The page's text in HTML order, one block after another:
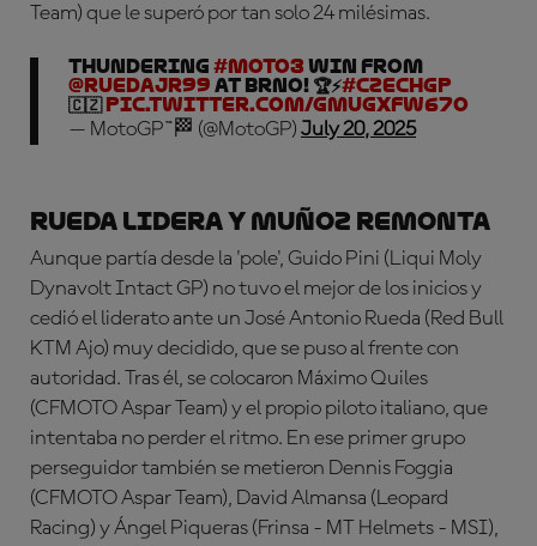
Team) que le superó por tan solo 24 milésimas.
Thundering #Moto3 win from
@ruedajr99 at Brno! 🏆⚡#CzechGP
🇨🇿pic.twitter.com/GmuGXFW67o
— MotoGP™🏁 (@MotoGP) July 20, 2025
Rueda lidera y Muñoz remonta
Aunque partía desde la 'pole', Guido Pini (Liqui Moly
Dynavolt Intact GP) no tuvo el mejor de los inicios y
cedió el liderato ante un José Antonio Rueda (Red Bull
KTM Ajo) muy decidido, que se puso al frente con
autoridad. Tras él, se colocaron Máximo Quiles
(CFMOTO Aspar Team) y el propio piloto italiano, que
intentaba no perder el ritmo. En ese primer grupo
perseguidor también se metieron Dennis Foggia
(CFMOTO Aspar Team), David Almansa (Leopard
Racing) y Ángel Piqueras (Frinsa - MT Helmets - MSI),